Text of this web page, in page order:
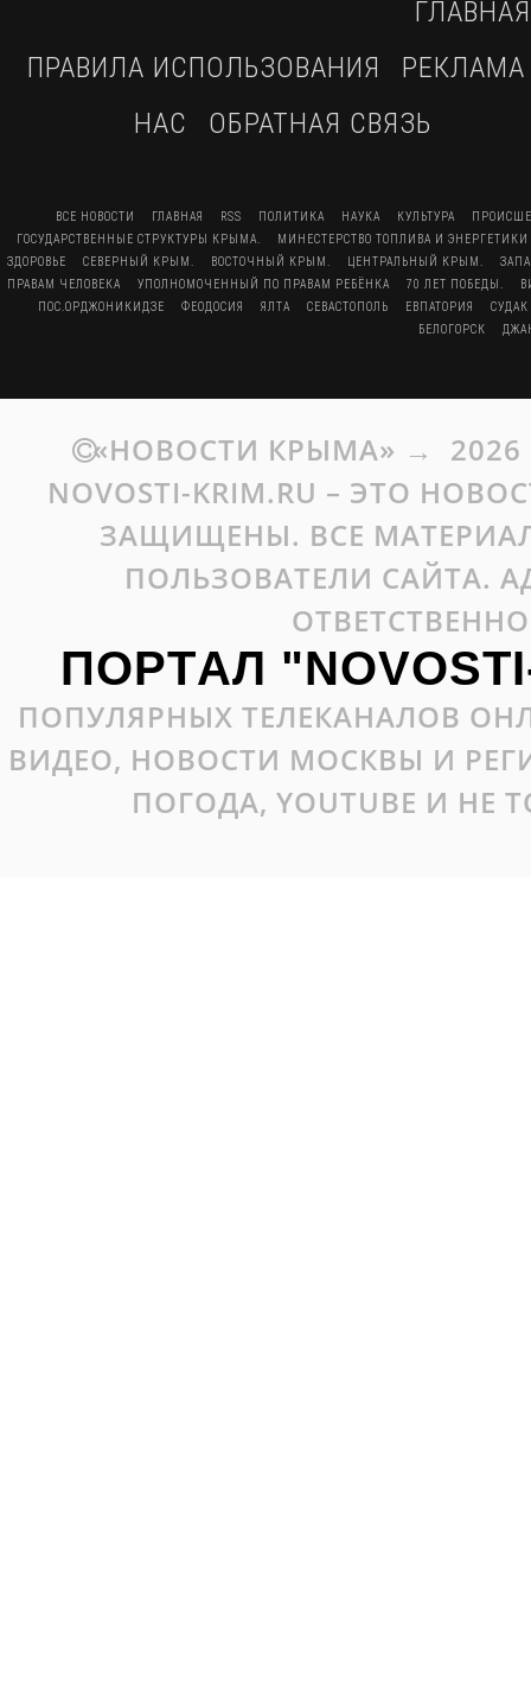
ГЛАВНАЯ
ПРАВИЛА ИСПОЛЬЗОВАНИЯ
РЕКЛАМА
НАС
ОБРАТНАЯ СВЯЗЬ
ВСЕ НОВОСТИ ГЛАВНАЯ RSS ПОЛИТИКА НАУКА КУЛЬТУРА
ГОСУДАРСТВЕННЫЕ СТРУКТУРЫ КРЫМА.
МИНЕСТЕРСТВО ТОПЛИВА И
ЗДОРОВЬЕ
СЕВЕРНЫЙ КРЫМ. ВОСТОЧНЫЙ КРЫМ. ЦЕНТРАЛЬНЫЙ КРЫМ.
ПРАВАМ ЧЕЛОВЕКА
УПОЛНОМОЧЕННЫЙ ПО ПРАВАМ РЕБЁНКА 70 ЛЕТ ПОБЕДЫ.
ПОС.ОРДЖОНИКИДЗЕ
ФЕОДОСИЯ ЯЛТА СЕВАСТОПОЛЬ ЕВПАТОРИЯ
СУДАК
БЕЛОГОРСК
«НОВОСТИ КРЫМА» → 2026
NOVOSTI-KRIM.RU – ЭТО
ЗАЩИЩЕНЫ. ВСЕ
ПОЛЬЗОВАТЕЛИ САЙТА.
ПОРТАЛ
ПОПУЛЯРНЫХ ТЕЛЕКАНАЛОВ
ВИДЕО, НОВОСТИ МОСКВЫ И
ПОГОДА, YOUTUBE И